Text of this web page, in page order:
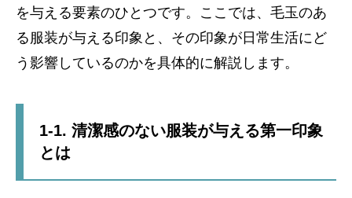
を与える要素のひとつです。ここでは、毛玉のあ
る服装が与える印象と、その印象が日常生活にど
う影響しているのかを具体的に解説します。
1-1. 清潔感のない服装が与える第一印象
とは